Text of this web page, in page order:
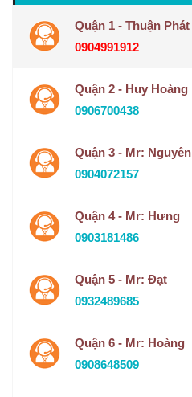
Quận 1 - Thuận Phát
0904991912
Quận 2 - Huy Hoàng
0906700438
Quận 3 - Mr: Nguyên
0904072157
Quận 4 - Mr: Hưng
0903181486
Quận 5 - Mr: Đạt
0932489685
Quận 6 - Mr: Hoàng
0908648509